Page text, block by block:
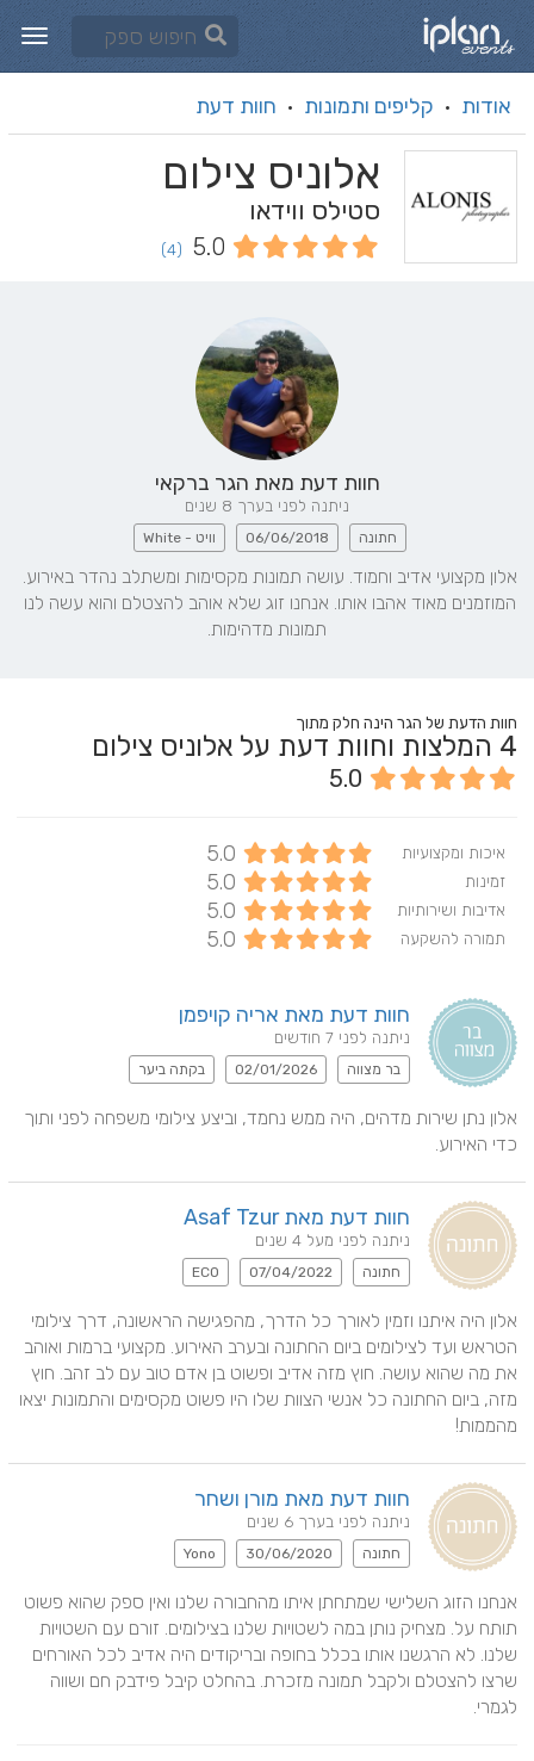
אודות · קליפים ותמונות · חוות דעת
אלוניס צילום
סטילס ווידאו
5.0
(4)
חוות דעת מאת הגר ברקאי
ניתנה לפני בערך 8 שנים
חתונה 06/06/2018 וויט - White
תמונות מדהימות.
חוות הדעת של הגר הינה חלק מתוך
4 המלצות וחוות דעת על אלוניס צילום
5.0
איכות ומקצועיות 5.0
זמינות 5.0
אדיבות ושירותיות 5.0
תמורה להשקעה 5.0
חוות דעת מאת אריה קויפמן
ניתנה לפני 7 חודשים
בר מצווה 02/01/2026 בקתה ביער
כדי האירוע.
חוות דעת מאת Asaf Tzur
ניתנה לפני מעל 4 שנים
חתונה 07/04/2022
ECO
מהממות!
חוות דעת מאת מורן ושחר
ניתנה לפני בערך 6 שנים
חתונה 30/06/2020
Yono
לגמרי.